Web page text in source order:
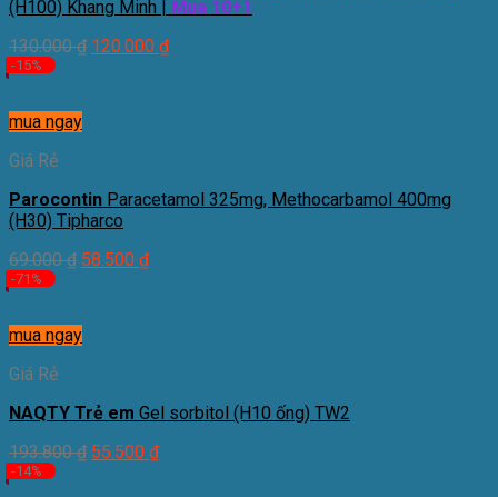
(H100) Khang Minh | Mua 10+1
130.000₫ 120.000 ₫
-15%
mua ngay
Giá Rẻ
Parocontin Paracetamol 325mg, Methocarbamol 400mg
(H30) Tipharco
69.000₫ 58.500 ₫
-71%
mua ngay
Giá Rẻ
NAQTY Trẻ em Gel sorbitol (H10 ống) TW2
193.800₫ 55.500 ₫
-14%